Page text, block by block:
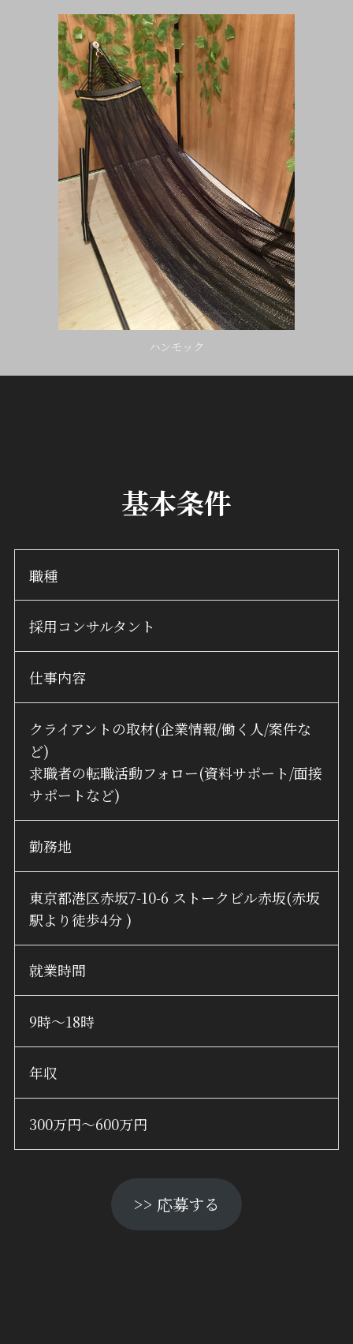
ハンモック
基本条件
職種
採用コンサルタント
仕事内容
クライアントの取材(企業情報/働く人/案件な
ど)
求職者の転職活動フォロー(資料サポート/面接
サポートなど)
勤務地
東京都港区赤坂7-10-6 ストークビル赤坂(赤坂
駅より徒歩4分 )
就業時間
9時～18時
年収
300万円〜600万円
>> 応募する